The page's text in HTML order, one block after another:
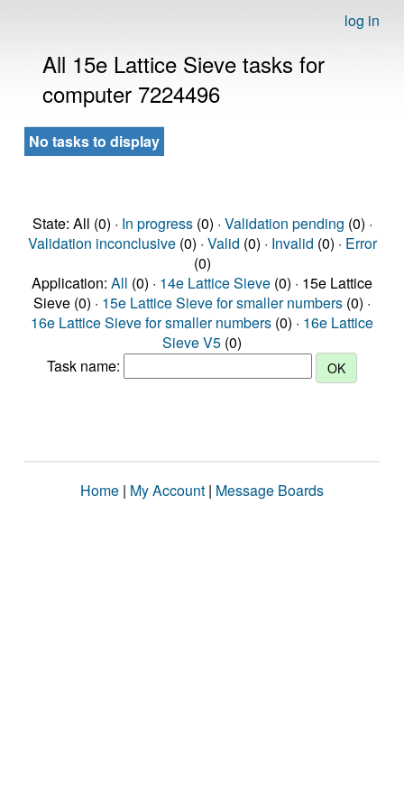
log in
All 15e Lattice Sieve tasks for
computer 7224496
No tasks to display
State: All (0) · In progress(0) · Validation pending (0) ·
Validation inconclusive(0) · Valid (0) · Invalid (0) · Error
(0)
Application: All (0) · 14e Lattice Sieve (0) · 15e Lattice
Sieve (0) · 15e Lattice Sieve for smaller numbers (0) ·
16e Lattice Sieve for smaller numbers (0) · 16e Lattice
Sieve V5 (0)
Task name:
Home | My Account | Message Boards